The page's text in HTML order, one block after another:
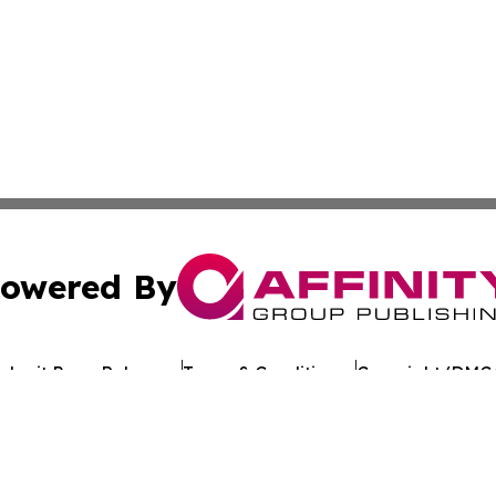
By
Press Release Terms & Conditions Copyright/